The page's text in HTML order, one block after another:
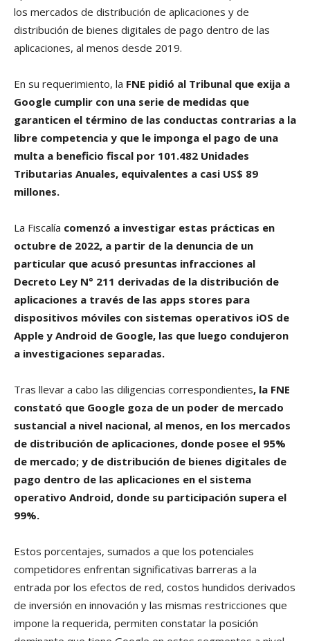
los mercados de distribución de aplicaciones y de
distribución de bienes digitales de pago dentro de las
aplicaciones, al menos desde 2019.
En su requerimiento, la FNE pidió al Tribunal que exija a
Google cumplir con una serie de medidas que
garanticen el término de las conductas contrarias a la
libre competencia y que le imponga el pago de una
multa a beneficio fiscal por 101.482 Unidades
Tributarias Anuales, equivalentes a casi US$ 89
millones.
La Fiscalía comenzó a investigar estas prácticas en
octubre de 2022, a partir de la denuncia de un
particular que acusó presuntas infracciones al
Decreto Ley N° 211 derivadas de la distribución de
aplicaciones a través de las apps stores para
dispositivos móviles con sistemas operativos iOS de
Apple y Android de Google, las que luego condujeron
a investigaciones separadas.
Tras llevar a cabo las diligencias correspondientes, la FNE
constató que Google goza de un poder de mercado
sustancial a nivel nacional, al menos, en los mercados
de distribución de aplicaciones, donde posee el 95%
de mercado; y de distribución de bienes digitales de
pago dentro de las aplicaciones en el sistema
operativo Android, donde su participación supera el
99%.
Estos porcentajes, sumados a que los potenciales
competidores enfrentan significativas barreras a la
entrada por los efectos de red, costos hundidos derivados
de inversión en innovación y las mismas restricciones que
impone la requerida, permiten constatar la posición